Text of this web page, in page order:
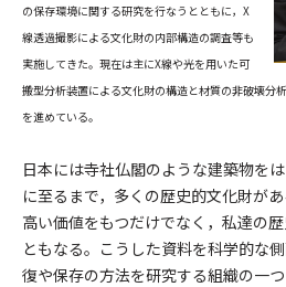
の保存環境に関する研究を行なうとともに，X
線透過撮影による文化財の内部構造の調査等も
実施してきた。現在は主にX線や光を用いた可
搬型分析装置による文化財の構造と材質の非破壊分
を進めている。
日本には寺社仏閣のような建築物を
に至るまで，多くの歴史的文化財が
高い価値をもつだけでなく，私達の
ともなる。こうした資料を科学的な
復や保存の方法を研究する組織の一